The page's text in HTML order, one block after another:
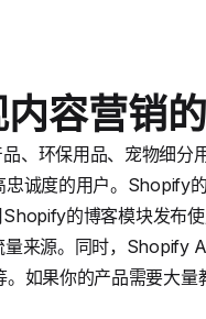
容营销
、环保用品、宠物细分
诚度的用户。Shopify
的博客模块发布
来源。同时，Shopify
如果你的产品需要大